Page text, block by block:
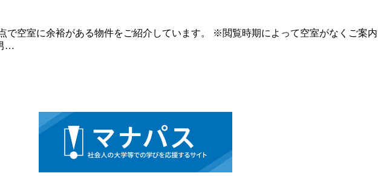
空室に余裕がある物件をご紹介しています。 ※閲覧時期によって空室がなくご案
…